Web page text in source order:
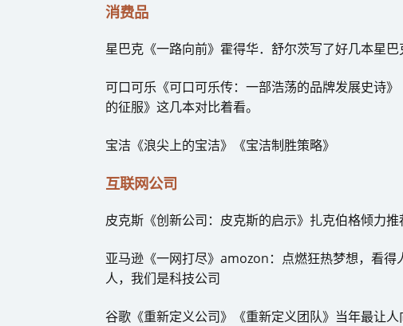
消费品
星巴克《一路向前》霍得华．舒尔茨写了好几本星
可口可乐《可口可乐传：一部浩荡的品牌发展史诗
的征服》这几本对比着看。
宝洁《浪尖上的宝洁》《宝洁制胜策略》
互联网公司
皮克斯《创新公司：皮克斯的启示》扎克伯格倾力
亚马逊《一网打尽》amozon：点燃狂热梦想，看
人，我们是科技公司
谷歌《重新定义公司》《重新定义团队》当年最让